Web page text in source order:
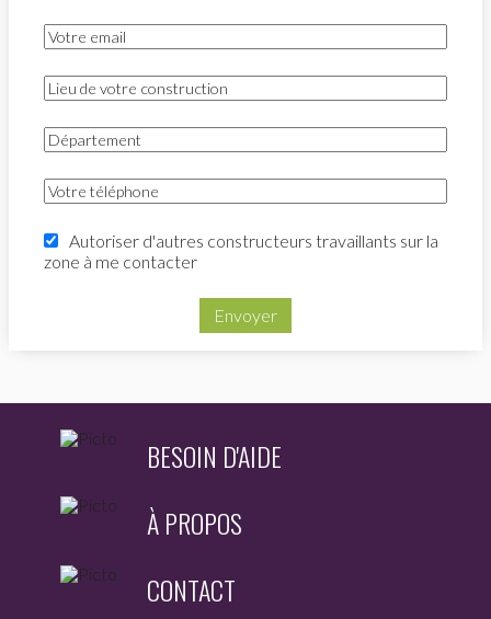
Autoriser d'autres constructeurs travaillants sur la
zone à me contacter
Envoyer
BESOIN D'AIDE
À PROPOS
CONTACT